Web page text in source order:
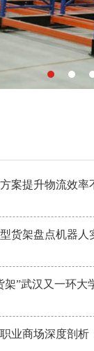
案提升物流效率
货架盘点机器人
”武汉又一环大
业商场深度剖